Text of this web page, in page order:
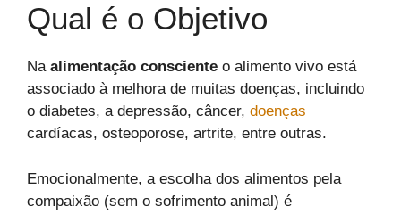
Qual é o Objetivo
Na alimentação consciente o alimento vivo está
associado à melhora de muitas doenças, incluindo
o diabetes, a depressão, câncer, doenças
cardíacas, osteoporose, artrite, entre outras.
Emocionalmente, a escolha dos alimentos pela
compaixão (sem o sofrimento animal) é